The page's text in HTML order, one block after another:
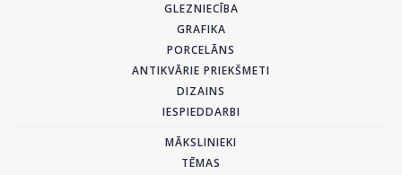
GLEZNIECĪBA
GRAFIKA
PORCELĀNS
ANTIKVĀRIE PRIEKŠMETI
DIZAINS
IESPIEDDARBI
MĀKSLINIEKI
TĒMAS